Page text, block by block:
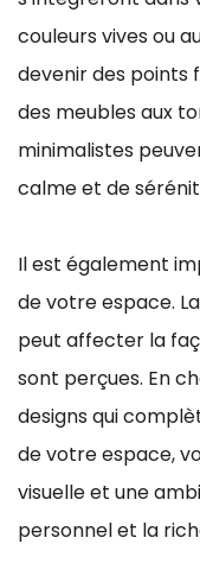
couleurs vives ou
devenir des points
des meubles aux
minimalistes
calme et de
Il est également
de votre espace.
peut affecter la
sont perçues. En
designs qui
de votre espace,
visuelle et une
personnel et la